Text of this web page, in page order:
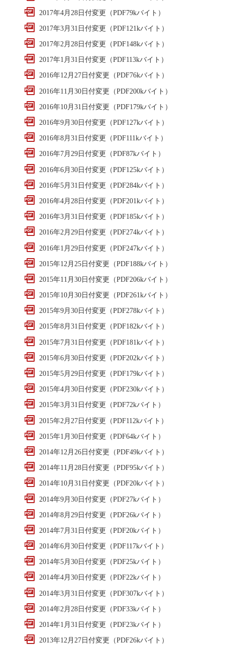
2017年4月28日付変更（PDF79kバイト）
2017年3月31日付変更（PDF121kバイト）
2017年2月28日付変更（PDF148kバイト）
2017年1月31日付変更（PDF113kバイト）
2016年12月27日付変更（PDF76kバイト）
2016年11月30日付変更（PDF200kバイト）
2016年10月31日付変更（PDF179kバイト）
2016年9月30日付変更（PDF127kバイト）
2016年8月31日付変更（PDF111kバイト）
2016年7月29日付変更（PDF87kバイト）
2016年6月30日付変更（PDF125kバイト）
2016年5月31日付変更（PDF284kバイト）
2016年4月28日付変更（PDF201kバイト）
2016年3月31日付変更（PDF185kバイト）
2016年2月29日付変更（PDF274kバイト）
2016年1月29日付変更（PDF247kバイト）
2015年12月25日付変更（PDF188kバイト）
2015年11月30日付変更（PDF206kバイト）
2015年10月30日付変更（PDF261kバイト）
2015年9月30日付変更（PDF278kバイト）
2015年8月31日付変更（PDF182kバイト）
2015年7月31日付変更（PDF181kバイト）
2015年6月30日付変更（PDF202kバイト）
2015年5月29日付変更（PDF179kバイト）
2015年4月30日付変更（PDF230kバイト）
2015年3月31日付変更（PDF72kバイト）
2015年2月27日付変更（PDF112kバイト）
2015年1月30日付変更（PDF64kバイト）
2014年12月26日付変更（PDF49kバイト）
2014年11月28日付変更（PDF95kバイト）
2014年10月31日付変更（PDF20kバイト）
2014年9月30日付変更（PDF27kバイト）
2014年8月29日付変更（PDF26kバイト）
2014年7月31日付変更（PDF20kバイト）
2014年6月30日付変更（PDF117kバイト）
2014年5月30日付変更（PDF25kバイト）
2014年4月30日付変更（PDF22kバイト）
2014年3月31日付変更（PDF307kバイト）
2014年2月28日付変更（PDF33kバイト）
2014年1月31日付変更（PDF23kバイト）
2013年12月27日付変更（PDF26kバイト）